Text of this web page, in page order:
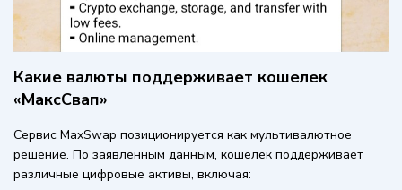
Какие валюты поддерживает кошелек
«МаксСвап»
Сервис MaxSwap позиционируется как мультивалютное
решение. По заявленным данным, кошелек поддерживает
различные цифровые активы, включая: